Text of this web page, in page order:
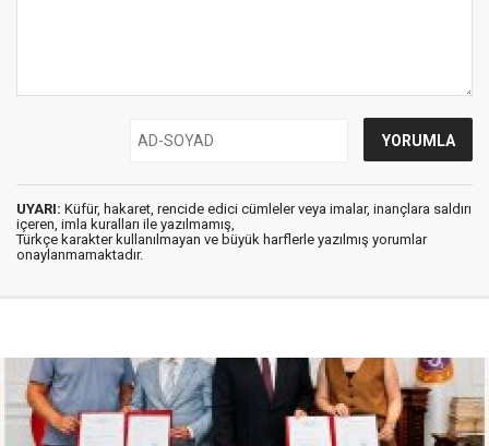
UYARI: Küfür, hakaret, rencide edici cümleler veya imalar, inançlara saldırı
içeren, imla kuralları ile yazılmamış,
Türkçe karakter kullanılmayan ve büyük harflerle yazılmış yorumlar
onaylanmamaktadır.